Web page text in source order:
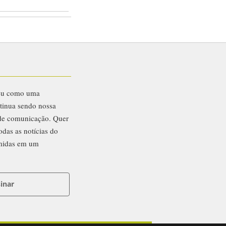
como uma
sendo nossa
comunicação. Quer
as notícias do
em um